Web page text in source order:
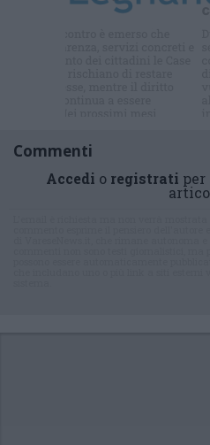
Commenti
Accedi o registrati per